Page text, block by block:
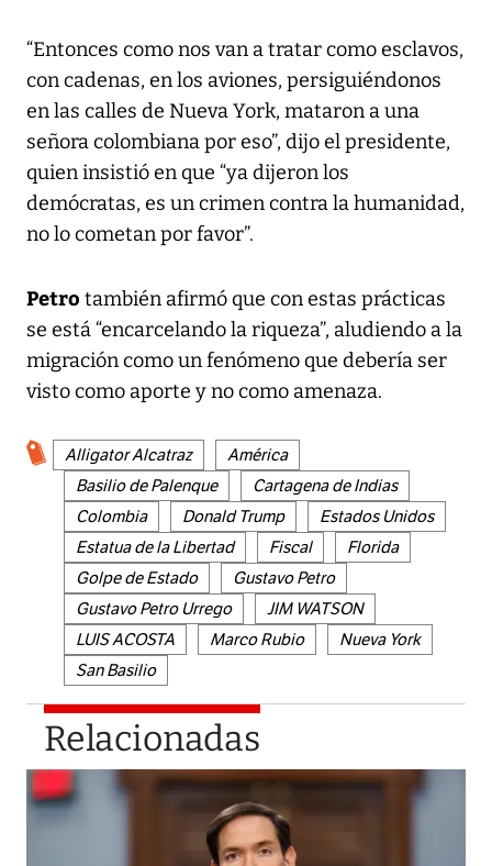
“Entonces como nos van a tratar como esclavos,
con cadenas, en los aviones, persiguiéndonos
en las calles de Nueva York, mataron a una
señora colombiana por eso”, dijo el presidente,
quien insistió en que “ya dijeron los
demócratas, es un crimen contra la humanidad,
no lo cometan por favor”.
Petro también afirmó que con estas prácticas
se está “encarcelando la riqueza”, aludiendo a la
migración como un fenómeno que debería ser
visto como aporte y no como amenaza.
Alligator Alcatraz
América
Basilio de Palenque
Cartagena de Indias
Colombia
Donald Trump
Estados Unidos
Estatua de la Libertad
Fiscal
Florida
Golpe de Estado
Gustavo Petro
Gustavo Petro Urrego
JIM WATSON
LUIS ACOSTA
Marco Rubio
Nueva York
San Basilio
Relacionadas